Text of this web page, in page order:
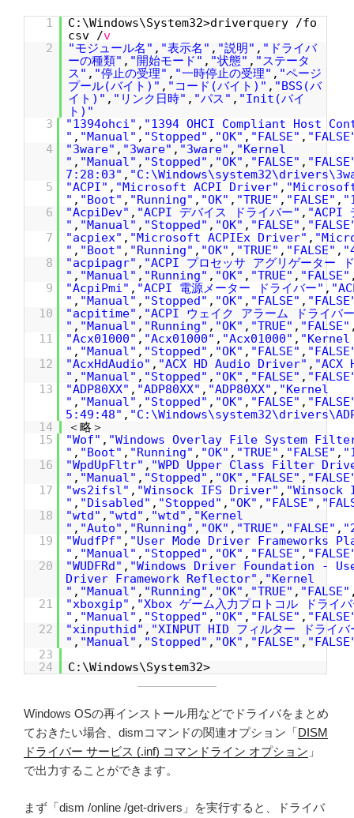
1
C:\Windows\System32>driverquery /fo
csv /v
2
"モジュール名" , "表示名" , "説明" , "ドライバ
ーの種類" , "開始モード" , "状態" , "ステータ
ス" , "停止の受理" , "一時停止の受理" , "ページ
プール(バイト)" , "コード(バイト)" , "BSS(バ
イト)" , "リンク日時" , "パス" , "Init(バイ
ト)"
3
"1394ohci" , "1394 OHCI Compliant Host
" , "Manual" , "Stopped" , "OK" , "FALSE" ,
4
"3ware" , "3ware" , "3ware" , "Kernel
" , "Manual" , "Stopped" , "OK" , "FALSE" ,
7:28:03" ,
5
"ACPI" , "Microsoft ACPI Driver" ,
" , "Boot" , "Running" , "OK" , "TRUE" , "FALSE" ,
6
"AcpiDev" , "ACPI デバイス ドライバー" , "ACPI
" , "Manual" , "Stopped" , "OK" , "FALSE" ,
7
"acpiex" , "Microsoft ACPIEx Driver" ,
" , "Boot" , "Running" , "OK" , "TRUE" , "FALSE" ,
8
"acpipagr" , "ACPI プロセッサ アグリゲーター
" , "Manual" , "Running" , "OK" , "TRUE" , "FALSE"
9
"AcpiPmi" , "ACPI 電源メーター ドライバー" ,
" , "Manual" , "Stopped" , "OK" , "FALSE" ,
10
"acpitime" , "ACPI ウェイク アラーム ドライバ
" , "Manual" , "Running" , "OK" , "TRUE" , "FALSE"
11
"Acx01000" , "Acx01000" , "Acx01000" , "Kernel
" , "Manual" , "Stopped" , "OK" , "FALSE" ,
12
"AcxHdAudio" , "ACX HD Audio Driver" , "ACX
" , "Manual" , "Stopped" , "OK" , "FALSE" ,
13
"ADP80XX" , "ADP80XX" , "ADP80XX" , "Kernel
" , "Manual" , "Stopped" , "OK" , "FALSE" ,
5:49:48" ,
14
＜略＞
15
"Wof" , "Windows Overlay File System
" , "Boot" , "Running" , "OK" , "TRUE" , "FALSE" ,
16
"WpdUpFltr" , "WPD Upper Class Filter
" , "Manual" , "Stopped" , "OK" , "FALSE" ,
17
"ws2ifsl" , "Winsock IFS Driver" , "Winsock
" , "Disabled" , "Stopped" , "OK" , "FALSE" ,
18
"wtd" , "wtd" , "wtd" , "Kernel
" , "Auto" , "Running" , "OK" , "TRUE" , "FALSE" ,
19
"WudfPf" , "User Mode Driver Frameworks
" , "Manual" , "Stopped" , "OK" , "FALSE" ,
20
"WUDFRd" , "Windows Driver Foundation -
Driver Framework Reflector" , "Kernel
" , "Manual" , "Running" , "OK" , "TRUE" , "FALSE"
21
"xboxgip" , "Xbox ゲーム入力プロトコル ドライ
" , "Manual" , "Stopped" , "OK" , "FALSE" ,
22
"xinputhid" , "XINPUT HID フィルター ドライバ
" , "Manual" , "Stopped" , "OK" , "FALSE" ,
23
24
C:\Windows\System32>
Windows OSの再インストール用などでドライバをまとめ
ておきたい場合、dismコマンドの関連オプション「DISM
ドライバー サービス (.inf) コマンドライン オプション 」
で出力することができます。
まず「dism /online /get-drivers」を実行すると、ドライバ